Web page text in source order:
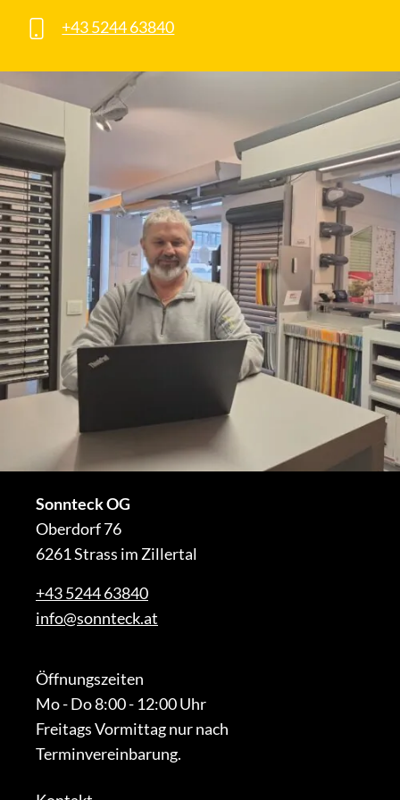
+43 5244 63840
Sonnteck OG
Oberdorf 76
6261 Strass im Zillertal
+43 5244 63840
info@sonnteck.at
Öffnungszeiten
Mo - Do 8:00 - 12:00 Uhr
Freitags Vormittag nur nach
Terminvereinbarung.